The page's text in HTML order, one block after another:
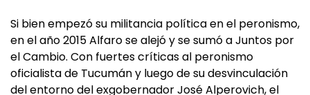
Si bien empezó su militancia política en el peronismo,
en el año 2015 Alfaro se alejó y se sumó a Juntos por
el Cambio. Con fuertes críticas al peronismo
oficialista de Tucumán y luego de su desvinculación
del entorno del exgobernador José Alperovich, el